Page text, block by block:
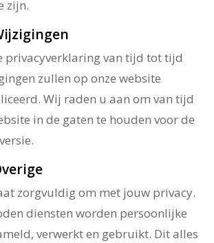
zijn.
privacyverklaring van tijd tot tijd
zullen op onze website
Wij raden u aan om van tijd
in de gaten te houden voor de
zorgvuldig om met jouw privacy.
diensten worden persoonlijke
verwerkt en gebruikt. Dit alles